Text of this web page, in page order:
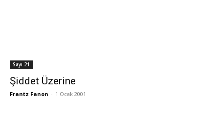
Sayı 21
Şiddet Üzerine
Frantz Fanon - 1 Ocak 2001